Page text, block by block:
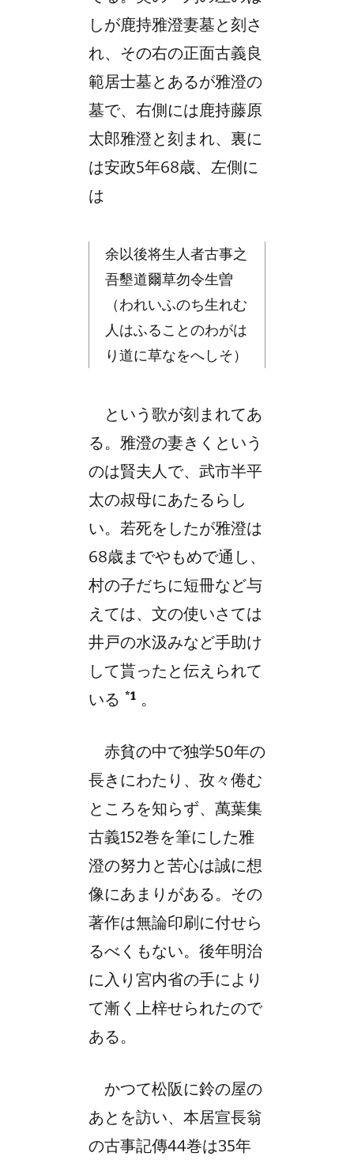
しが鹿持雅澄妻墓と刻さ
れ、その右の正面古義良
範居士墓とあるが雅澄の
墓で、右側には鹿持藤原
太郎雅澄と刻まれ、裏に
は安政5年68歳、左側に
は
余以後将生人者古事之
吾墾道爾草勿令生曽
（われいふのち生れむ
人はふることのわがは
り道に草なをへしそ）
という歌が刻まれてあ
る。雅澄の妻きくという
のは賢夫人で、武市半平
太の叔母にあたるらし
い。若死をしたが雅澄は
68歳までやもめで通し、
村の子だちに短冊など与
えては、文の使いさては
井戸の水汲みなど手助け
して貰ったと伝えられて
いる *1 。
赤貧の中で独学50年の
長きにわたり、孜々倦む
ところを知らず、萬葉集
古義152巻を筆にした雅
澄の努力と苦心は誠に想
像にあまりがある。その
著作は無論印刷に付せら
るべくもない。後年明治
に入り宮内省の手により
て漸く上梓せられたので
ある。
かつて松阪に鈴の屋の
あとを訪い、本居宣長翁
の古事記傳44巻は35年